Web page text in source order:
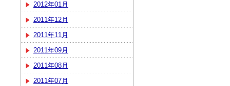
2012年01月
2011年12月
2011年11月
2011年09月
2011年08月
2011年07月